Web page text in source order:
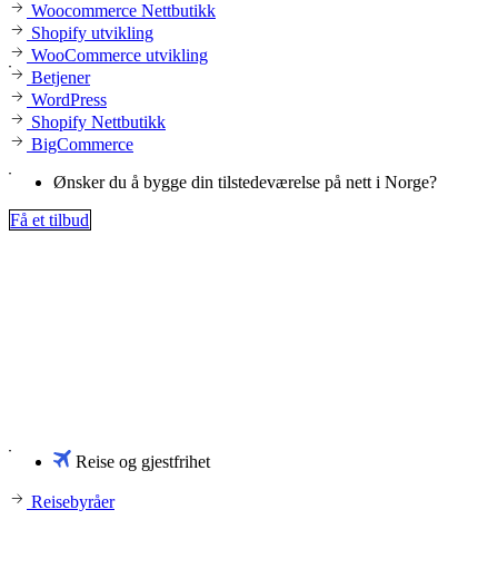
Woocommerce Nettbutikk
Shopify utvikling
WooCommerce utvikling
Betjener
WordPress
Shopify Nettbutikk
BigCommerce
Ønsker du å bygge din tilstedeværelse på nett i Norge?
Få et tilbud
Reise og gjestfrihet
Reisebyråer